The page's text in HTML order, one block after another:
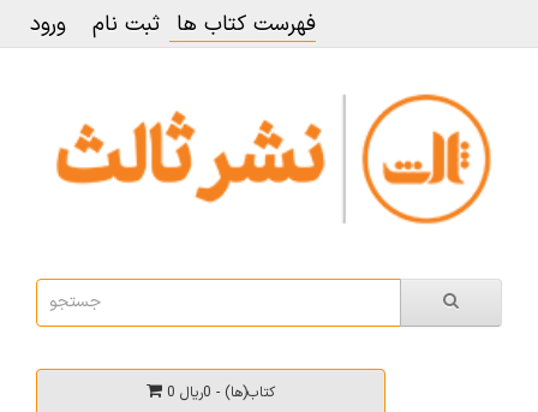
فهرست کتاب ها ثبت نام ورود
0 کتاب(ها) - 0ریال